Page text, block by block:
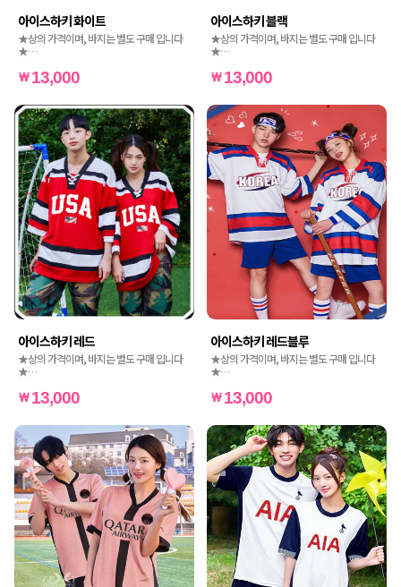
아이스하키 화이트
★상의 가격이며, 바지는 별도 구매 입니다
★
13,000
아이스하키 블랙
★상의 가격이며, 바지는 별도 구매 입니다
★
13,000
아이스하키 레드
★상의 가격이며, 바지는 별도 구매 입니다
★
13,000
아이스하키 레드블루
★상의 가격이며, 바지는 별도 구매 입니다
★
13,000